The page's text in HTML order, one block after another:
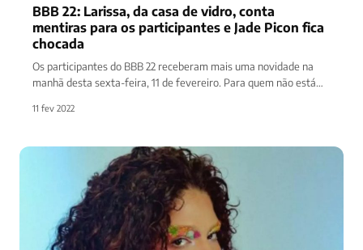
BBB 22: Larissa, da casa de vidro, conta
mentiras para os participantes e Jade Picon fica
chocada
Os participantes do BBB 22 receberam mais uma novidade na
manhã desta sexta-feira, 11 de fevereiro. Para quem não está…
11 fev 2022